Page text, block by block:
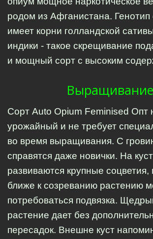
родом из Афганистана. Генотип
имеет корни голландской
индики - такое скрещивание
и мощный сорт с высоким
Выращивание
Сорт Auto Opium Feminised Опт
урожайный и не требует
во время выращивания. С
справятся даже новички. На
развиваются крупные соцветия,
ближе к созреванию растению
потребоваться подвязка.
растение дает без
пересадок. Внешне куст